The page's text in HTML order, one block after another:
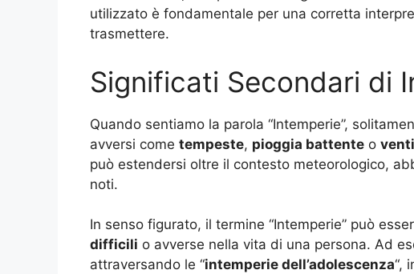
utilizzato è fondamentale per una corretta
trasmettere.
Significati Secondari di
Quando sentiamo la parola “Intemperie”,
avversi come tempeste, pioggia battente o
può estendersi oltre il contesto meteorologico,
noti.
In senso figurato, il termine “Intemperie” può
difficili o avverse nella vita di una persona. Ad
attraversando le “intemperie dell’adolescenza“,